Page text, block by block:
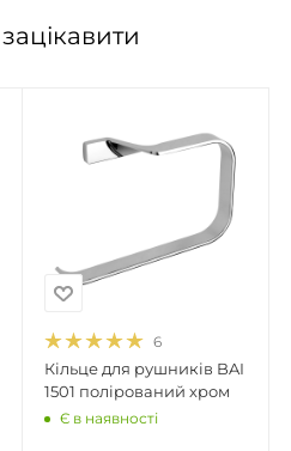
6
Кільце для рушників BAI
1501 полірований хром
Є в наявності